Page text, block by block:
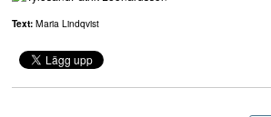
Text: Maria Lindqvist